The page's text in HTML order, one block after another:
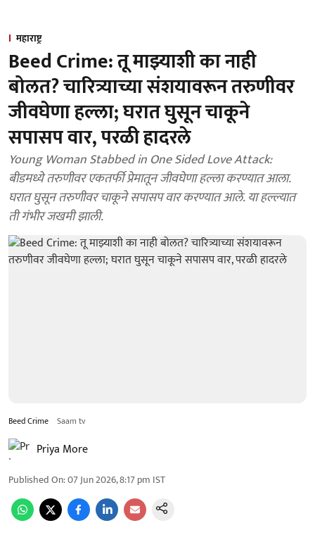
महाराष्ट्र
Beed Crime: तू माझ्याशी का नाही
बोलत? चारित्र्याच्या संशयावरून तरुणीवर
जीवघेणा हल्ला; घरात घुसून चाकूने
सपासप वार, परळी हादरले
Young Woman Stabbed in One Sided Love Attack:
बीडमध्ये तरुणीवर एकतर्फी प्रेमातून जीवघेणा हल्ला करण्यात आला.
घरात घुसून तरुणीवर चाकूने सपासप वार करण्यात आले. या हल्ल्यात
ती गंभीर जखमी झाली.
Beed Crime Saam tv
Priya More
Published On:07 Jun 2026, 8:17 pm IST